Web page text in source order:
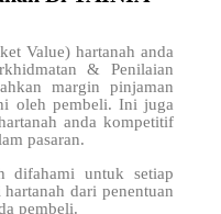
Value) hartanah anda
& Penilaian
margin pinjaman
oleh pembeli. Ini juga
anda kompetitif
pasaran.
difahami untuk setiap
dari penentuan
pembeli.